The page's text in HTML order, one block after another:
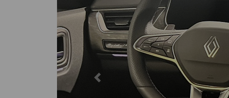
Previous